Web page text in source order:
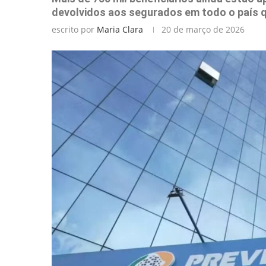
devolvidos aos segurados em todo o país
escrito por Maria Clara 20 de março de 2026